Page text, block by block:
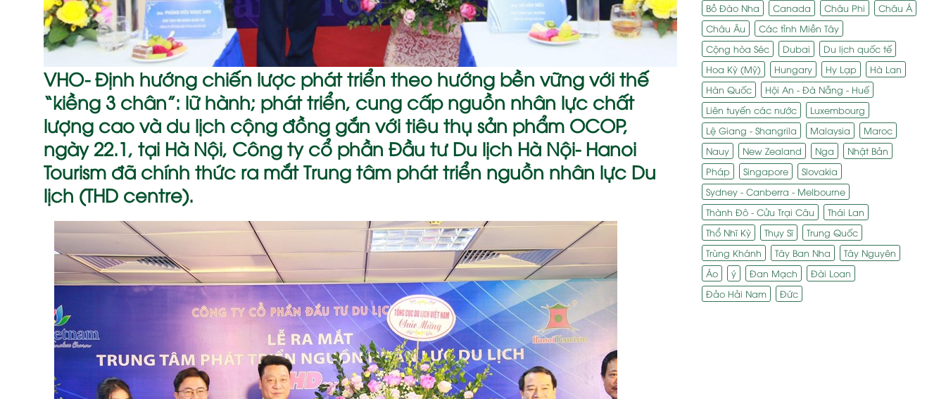
VHO- Định hướng chiến lược phát triển theo hướng bền vững với thế
“kiềng 3 chân”: lữ hành; phát triển, cung cấp nguồn nhân lực chất
lượng cao và du lịch cộng đồng gắn với tiêu thụ sản phẩm OCOP,
ngày 22.1, tại Hà Nội, Công ty cổ phần Đầu tư Du lịch Hà Nội- Hanoi
Tourism đã chính thức ra mắt Trung tâm phát triển nguồn nhân lực Du
lịch (THD centre).
Bồ Đào Nha
Canada Châu Phi
Châu Á
Châu Âu
Các tỉnh Miền Tây
Cộng hòa Séc
Dubai
Du lịch quốc tế
Hoa Kỳ (Mỹ)
Hungary Hy Lạp
Hà Lan
Hàn Quốc
Hội An - Đà Nẵng - Huế
Liên tuyến các nước
Luxembourg
Lệ Giang - Shangrila
Malaysia
Maroc
Nauy
New Zealand Nga
Nhật Bản
Pháp
Singapore
Slovakia
Sydney - Canberra - Melbourne
Thành Đô - Cửu Trại Câu
Thái Lan
Thổ Nhĩ Kỳ
Thụy Sĩ
Trung Quốc
Trùng Khánh
Tây Ban Nha
Tây Nguyên
Áo
ý Đan Mạch
Đài Loan
Đảo Hải Nam
Đức